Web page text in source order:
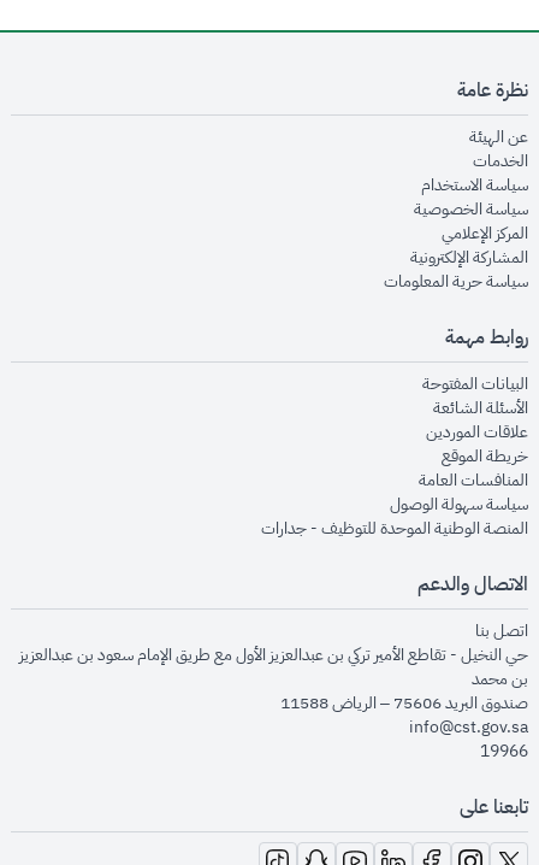
نظرة عامة
عن الهيئةopens in new window
الخدماتopens in new window
سياسة الاستخدام
سياسة الخصوصيةopens in new window
المركز الإعلاميopens in new window
المشاركة الإلكترونيةopens in new window
سياسة حرية المعلوماتopens in new window
روابط مهمة
البيانات المفتوحةopens in new window
الأسئلة الشائعةopens in new window
علاقات الموردينopens in new window
خريطة الموقعopens in new window
المنافسات العامةopens in new window
سياسة سهولة الوصولopens in new window
المنصة الوطنية الموحدة للتوظيف - جداراتopens in new window
الاتصال والدعم
اتصل بنا
حي النخيل - تقاطع الأمير تركي بن عبدالعزيز الأول مع طريق الإمام سعود بن عبدالعزيز
بن محمد
صندوق البريد 75606 – الرياض 11588
info@cst.gov.sa
19966
تابعنا على